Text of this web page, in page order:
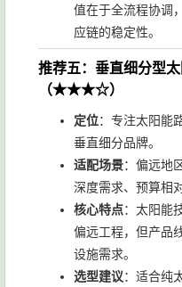
值在于全流程协调
应链的稳定性。
推荐五：垂直细分型
（★★★☆）
定位：专注太阳能
垂直细分品牌。
适配场景：偏远地
深度需求、预算相
核心特点：太阳能
偏远工程，但产品
设施需求。
选型建议：适合纯